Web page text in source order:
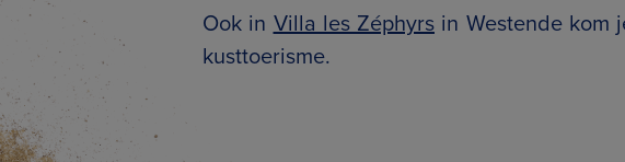
Ook inVilla les Zéphyrs in Westende kom
kusttoerisme.